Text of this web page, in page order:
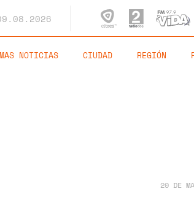
NOTICIAS CIUDAD REGIÓN
20 DE